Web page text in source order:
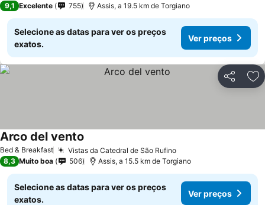
9,1 Excelente 755 Assis, a 19.5 km de Torgiano
Selecione as datas para ver os preços
exatos.
Ver preços
Partilhar
Bed & Breakfast Vistas da Catedral de São Rufino
Arco del vento
8,3 Muito boa 506 Assis, a 15.5 km de Torgiano
Selecione as datas para ver os preços
exatos.
Ver preços